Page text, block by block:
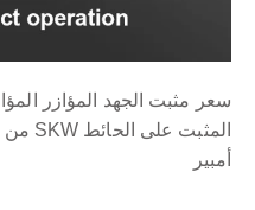
سعر مثبت الجهد المؤازر
أمبير